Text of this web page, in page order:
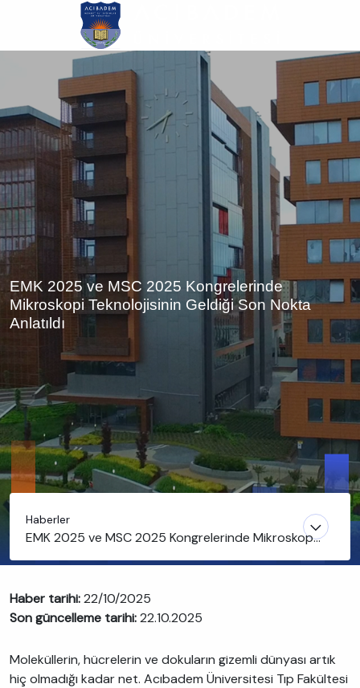
atla
EMK 2025 ve MSC 2025 Kongrelerinde
Mikroskopi Teknolojisinin Geldiği Son Nokta
Anlatıldı
Haberler
EMK 2025 ve MSC 2025 Kongrelerinde Mikroskopi
Haber tarihi:22/10/2025
Son güncelleme tarihi:22.10.2025
Moleküllerin, hücrelerin ve dokuların gizemli dünyası artık
hiç olmadığı kadar net. Acıbadem Üniversitesi Tıp Fakültesi